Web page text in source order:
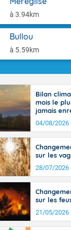
à 3.94km
Bullou
à 5.59km
moins
25 à 30
35 degrés
jusque
la Corse.
Pyrénées,
marge de
de la
En soirée,
sur
22 à 24,
sur le
hors côtes
38 ou 39
Bilan
mois le
jamais
04/08/2026
sur les
28/07/2026
sur les
21/05/2026